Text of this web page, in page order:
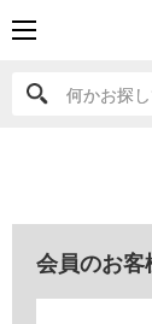
何かお探
何かお探
会員のお客